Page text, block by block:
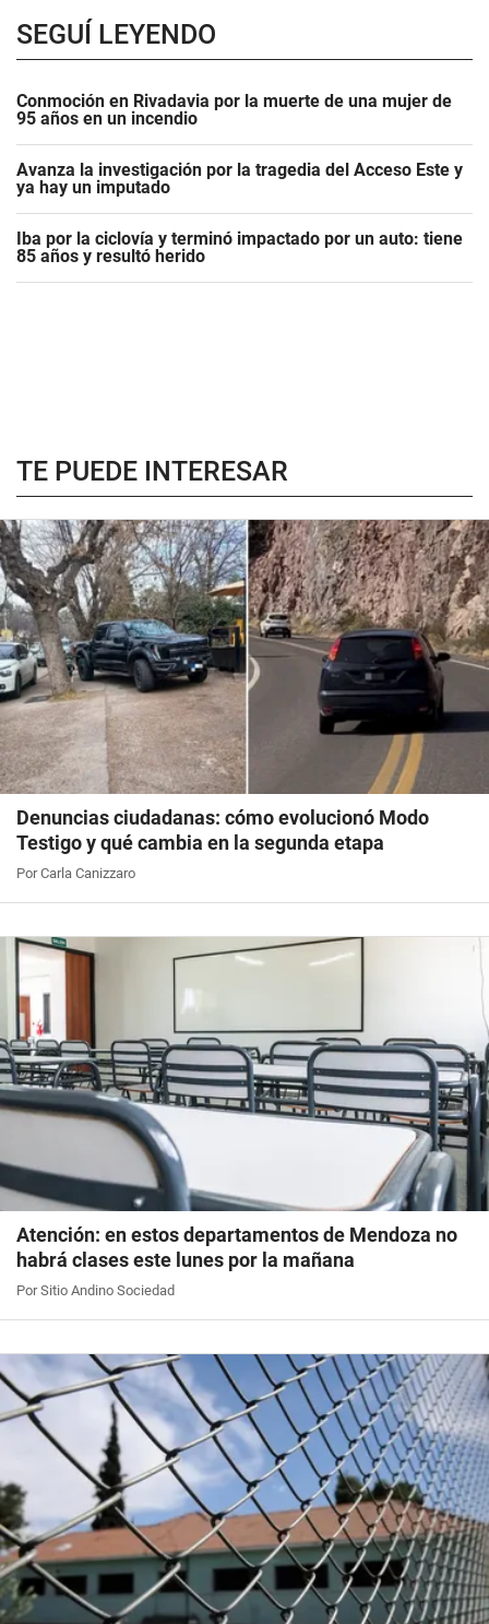
SEGUÍ LEYENDO
Conmoción en Rivadavia por la muerte de una mujer de
95 años en un incendio
Avanza la investigación por la tragedia del Acceso Este y
ya hay un imputado
Iba por la ciclovía y terminó impactado por un auto: tiene
85 años y resultó herido
TE PUEDE INTERESAR
Denuncias ciudadanas: cómo evolucionó Modo
Testigo y qué cambia en la segunda etapa
Por Carla Canizzaro
Atención: en estos departamentos de Mendoza no
habrá clases este lunes por la mañana
Por Sitio Andino Sociedad